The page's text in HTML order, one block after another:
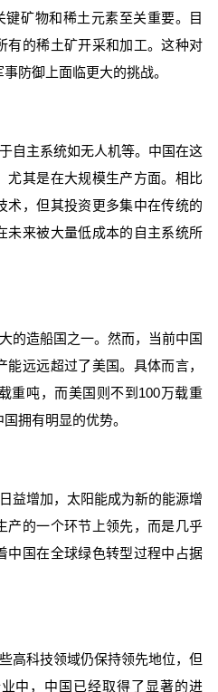
矿物和稀土元素至关重要。目
有的稀土矿开采和加工。这种对
防御上面临更大的挑战。
主系统如无人机等。中国在这
尤其是在大规模生产方面。相比
术，但其投资更多集中在传统的
未来被大量低成本的自主系统所
造船国之一。然而，当前中国
远远超过了美国。具体而言，
重吨，而美国则不到100万载重
拥有明显的优势。
增加，太阳能成为新的能源增
产的一个环节上领先，而是几乎
中国在全球绿色转型过程中占据
科技领域仍保持领先地位，但
中，中国已经取得了显著的进